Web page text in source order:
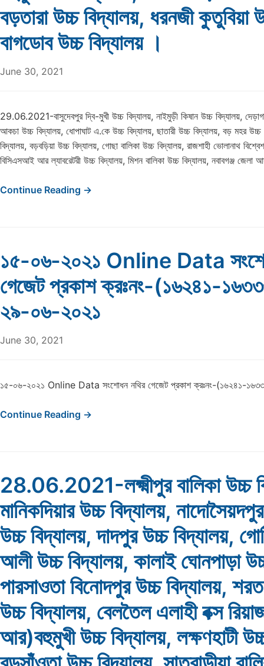
বড়তারা উচ্চ বিদ্যালয়, ধরনজী কুতুবিয়া
বাগডোব উচ্চ বিদ্যালয় ।
June 30, 2021
29.06.2021-বাসুদেবপুর দ্বি-মুখী উচ্চ বিদ্যালয়, নাইমুড়ী কিষান উচ্চ বিদ্যালয়,
আকচা উচ্চ বিদ্যালয়, ধোপাঘাট এ.কে উচ্চ বিদ্যালয়, ছাতারী উচ্চ বিদ্যালয়, বড় মহর উচ্চ
বিদ্যালয়, বড়বড়িয়া উচ্চ বিদ্যালয়, গোছা বালিকা উচ্চ বিদ্যালয়, রাজশাহী ভোলানাথ
বিসিএসআই আর ল্যাবরেটরী উচ্চ বিদ্যালয়, মিশন বালিকা উচ্চ বিদ্যালয়, নবাবগঞ্জ
Continue Reading →
১৫-০৬-২০২১ Online Data
গেজেট প্রকাশ ক্রঃনং-(১৬২৪১-
২৯-০৬-২০২১
June 30, 2021
১৫-০৬-২০২১ Online Data সংশোধন নথির গেজেট প্রকাশ ক্রঃনং-(১৬২৪১-
Continue Reading →
28.06.2021-লক্ষ্মীপুর বালিকা উচ্চ
মানিকদিয়ার উচ্চ বিদ্যালয়,
উচ্চ বিদ্যালয়, দাদপুর উচ্চ বিদ্যালয়,
আলী উচ্চ বিদ্যালয়, কালাই ঘোনপাড়া
পারসাওতা বিনোদপুর উচ্চ বিদ্যালয়,
উচ্চ বিদ্যালয়, বেলতৈল এলাহী বক্স
আর)বহুমুখী উচ্চ বিদ্যালয়, লক্ষণহাটী